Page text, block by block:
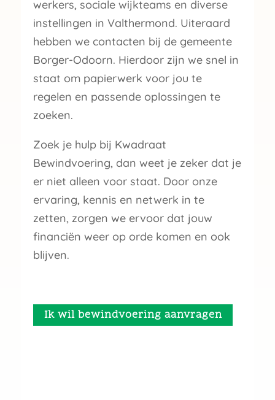
werkers, sociale wijkteams en diverse
instellingen in Valthermond. Uiteraard
hebben we contacten bij de gemeente
Borger-Odoorn. Hierdoor zijn we snel in
staat om papierwerk voor jou te
regelen en passende oplossingen te
zoeken.
Zoek je hulp bij Kwadraat
Bewindvoering, dan weet je zeker dat je
er niet alleen voor staat. Door onze
ervaring, kennis en netwerk in te
zetten, zorgen we ervoor dat jouw
financiën weer op orde komen en ook
blijven.
Ik wil bewindvoering aanvragen